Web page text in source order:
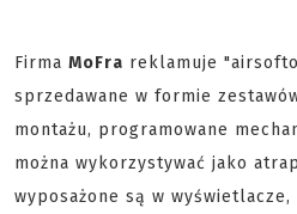
Firma MoFra reklamuje
sprzedawane w formie
montażu, programowane
można wykorzystywać jako
wyposażone są w wyświetlacze,